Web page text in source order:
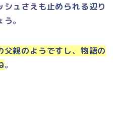
ュさえも止められる辺り
う。
父親のようですし、物語の
。